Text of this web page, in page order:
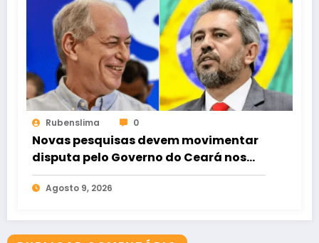
Rubenslima 0
Novas pesquisas devem movimentar
disputa pelo Governo do Ceará nos
próximos dias
Agosto 9, 2026